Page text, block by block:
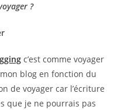
?
c’est comme voyager
blog en fonction du
de voyager car l’écriture
que je ne pourrais pas